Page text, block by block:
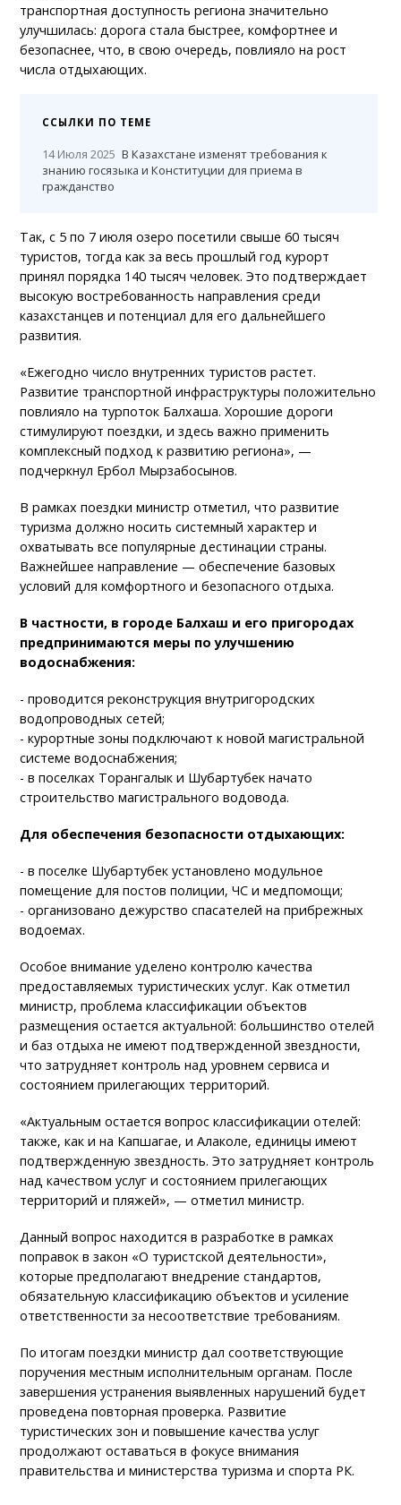
транспортная доступность региона значительно
улучшилась: дорога стала быстрее, комфортнее и
безопаснее, что, в свою очередь, повлияло на рост
числа отдыхающих.
ССЫЛКИ ПО ТЕМЕ
14 Июля 2025 В Казахстане изменят требования к
знанию госязыка и Конституции для приема в
гражданство
Так, с 5 по 7 июля озеро посетили свыше 60 тысяч
туристов, тогда как за весь прошлый год курорт
принял порядка 140 тысяч человек. Это подтверждает
высокую востребованность направления среди
казахстанцев и потенциал для его дальнейшего
развития.
«Ежегодно число внутренних туристов растет.
Развитие транспортной инфраструктуры положительно
повлияло на турпоток Балхаша. Хорошие дороги
стимулируют поездки, и здесь важно применить
комплексный подход к развитию региона», —
подчеркнул Ербол Мырзабосынов.
В рамках поездки министр отметил, что развитие
туризма должно носить системный характер и
охватывать все популярные дестинации страны.
Важнейшее направление — обеспечение базовых
условий для комфортного и безопасного отдыха.
В частности, в городе Балхаш и его пригородах
предпринимаются меры по улучшению
водоснабжения:
- проводится реконструкция внутригородских
водопроводных сетей;
- курортные зоны подключают к новой магистральной
системе водоснабжения;
- в поселках Торангалык и Шубартубек начато
строительство магистрального водовода.
Для обеспечения безопасности отдыхающих:
- в поселке Шубартубек установлено модульное
помещение для постов полиции, ЧС и медпомощи;
- организовано дежурство спасателей на прибрежных
водоемах.
Особое внимание уделено контролю качества
предоставляемых туристических услуг. Как отметил
министр, проблема классификации объектов
размещения остается актуальной: большинство отелей
и баз отдыха не имеют подтвержденной звездности,
что затрудняет контроль над уровнем сервиса и
состоянием прилегающих территорий.
«Актуальным остается вопрос классификации отелей:
также, как и на Капшагае, и Алаколе, единицы имеют
подтвержденную звездность. Это затрудняет контроль
над качеством услуг и состоянием прилегающих
территорий и пляжей», — отметил министр.
Данный вопрос находится в разработке в рамках
поправок в закон «О туристской деятельности»,
которые предполагают внедрение стандартов,
обязательную классификацию объектов и усиление
ответственности за несоответствие требованиям.
По итогам поездки министр дал соответствующие
поручения местным исполнительным органам. После
завершения устранения выявленных нарушений будет
проведена повторная проверка. Развитие
туристических зон и повышение качества услуг
продолжают оставаться в фокусе внимания
правительства и министерства туризма и спорта РК.